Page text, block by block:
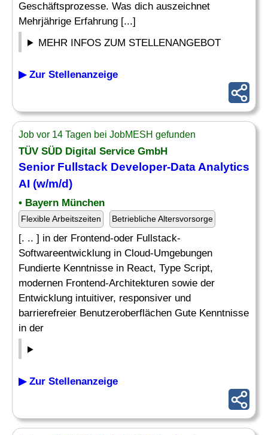
Geschäftsprozesse. Was dich auszeichnet
Mehrjährige Erfahrung [...]
MEHR INFOS ZUM STELLENANGEBOT
▶ Zur Stellenanzeige
Job vor 14 Tagen bei JobMESH gefunden
TÜV SÜD Digital Service GmbH
Senior Fullstack Developer-Data Analytics
AI (w/m/d)
• Bayern München
Flexible Arbeitszeiten Betriebliche Altersvorsorge
[. .. ] in der Frontend-oder Fullstack-
Softwareentwicklung in Cloud-Umgebungen
Fundierte Kenntnisse in React, Type Script,
modernen Frontend-Architekturen sowie der
Entwicklung intuitiver, responsiver und
barrierefreier Benutzeroberflächen Gute Kenntnisse
in der
▶ Zur Stellenanzeige